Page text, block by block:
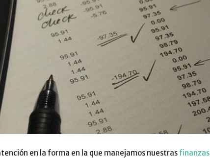
en la forma en la que manejamos nuestras finanzas